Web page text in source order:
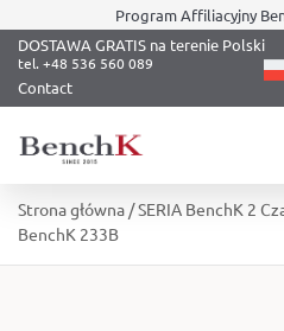
content
Program Affiliacyjny
DOSTAWA GRATIS na terenie Polski
Contact
Strona główna /SERIA BenchK 2
BenchK 233B